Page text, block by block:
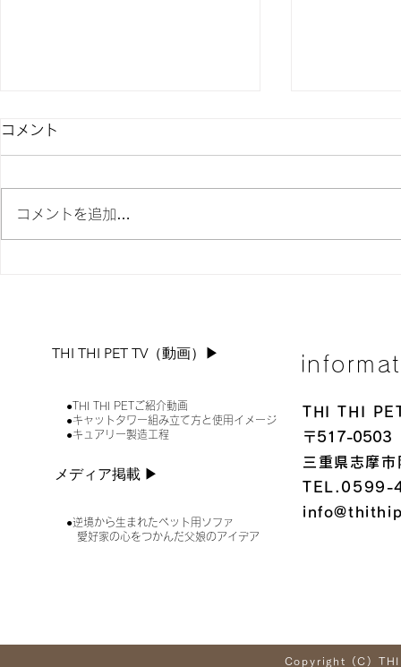
コメント
コメントを追加…
THI THI PET TV（動画）▶︎
●THI THI PETご紹介動画
●キャットタワー組み立て方と使用イメージ
●キュアリー製造工程
メディア掲載 ▶︎
●逆境から生まれたペット用ソファ
愛好家の心をつかんだ父娘のアイデア
THI THI
〒517-0503
三重県志摩
TEL.0599-
Copyright (C)